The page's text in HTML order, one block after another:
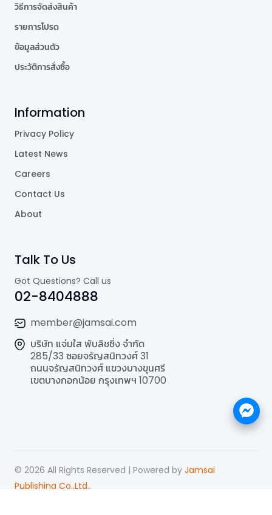
วิธีการจัดส่งสินค้า
รายการโปรด
ข้อมูลส่วนตัว
ประวัติการสั่งซื้อ
Information
Privacy Policy
Latest News
Careers
Contact Us
About
Talk To Us
Got Questions? Call us
02-8404888
member@jamsai.com
บริษัท แจ่มใส พับลิชชิ่ง จำกัด
285/33 ซอยจรัญสนิทวงศ์ 31
ถนนจรัญสนิทวงศ์ แขวงบางขุนศรี
เขตบางกอกน้อย กรุงเทพฯ 10700
© 2026 All Rights Reserved | Powered by Jamsai
Publishing Co.,Ltd..